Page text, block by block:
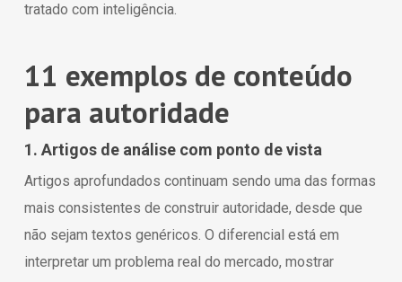
tratado com inteligência.
11 exemplos de conteúdo
para autoridade
1. Artigos de análise com ponto de vista
Artigos aprofundados continuam sendo uma das formas
mais consistentes de construir autoridade, desde que
não sejam textos genéricos. O diferencial está em
interpretar um problema real do mercado, mostrar